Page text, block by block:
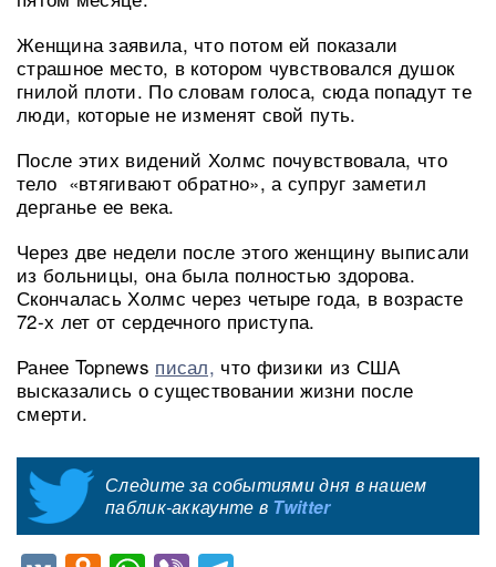
Женщина заявила, что потом ей показали
страшное место, в котором чувствовался душок
гнилой плоти. По словам голоса, сюда попадут те
люди, которые не изменят свой путь.
После этих видений Холмс почувствовала, что
тело «втягивают обратно», а супруг заметил
дерганье ее века.
Через две недели после этого женщину выписали
из больницы, она была полностью здорова.
Скончалась Холмс через четыре года, в возрасте
72-х лет от сердечного приступа.
Ранее Topnews писал, что физики из США
высказались о существовании жизни после
смерти.
Следите за событиями дня в нашем
паблик-аккаунте в Twitter